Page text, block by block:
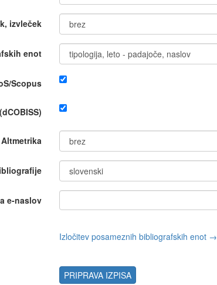
izvleček
enot
Scopus
Altmetrika
e-naslov
Izločitev posameznih bibliografskih enot →
PRIPRAVA IZPISA